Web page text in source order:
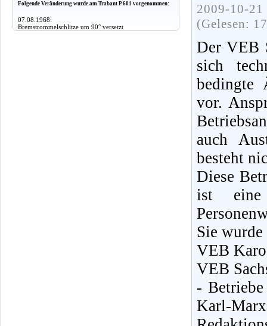
Folgende Veränderung wurde am Trabant P 601 vorgenommen:
07.08.1968:
Bremstrommelschlitze um 90° versetzt
2009-10-
(Gelesen:
Der VEB
sich
bedingte
vor.
auch
besteht
Diese
ist eine
Sie
VEB
VEB
-
Karl-